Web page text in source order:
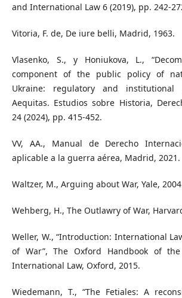
and International Law 6 (2019), pp. 242-
Vitoria, F. de, De iure belli, Madrid, 1963.
Vlasenko, S., y Honiukova, L.,
component of the public policy of
Ukraine: regulatory and institutional
Aequitas. Estudios sobre Historia,
24 (2024), pp. 415-452.
VV, AA., Manual de Derecho
aplicable a la guerra aérea, Madrid, 2021.
Waltzer, M., Arguing about War, Yale,
Wehberg, H., The Outlawry of War,
Weller, W., “Introduction: International
of War”, The Oxford Handbook of
International Law, Oxford, 2015.
Wiedemann, T., “The Fetiales: A